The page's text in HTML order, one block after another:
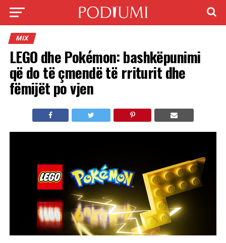
MIX
LEGO dhe Pokémon: bashkëpunimi
që do të çmendë të rriturit dhe
fëmijët po vjen